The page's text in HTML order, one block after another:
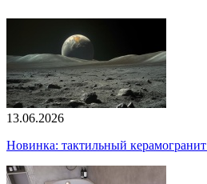
13.06.2026
Новинка: тактильный